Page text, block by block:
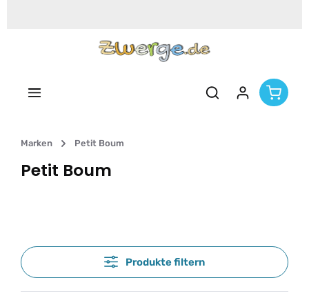
Marken Petit Boum
Petit Boum
Produkte filtern